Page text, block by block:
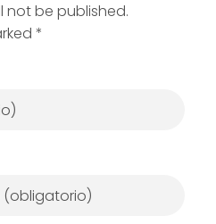
not be published.
*